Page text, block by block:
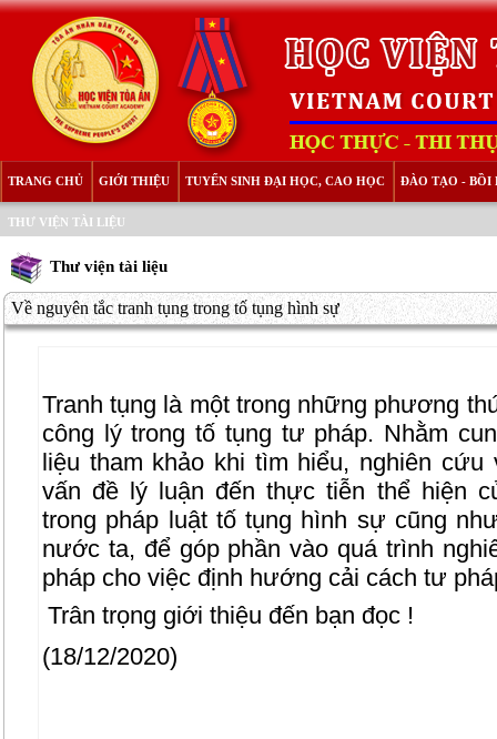
TRANG CHỦ GIỚI THIỆU TUYỂN SINH ĐẠI HỌC, CAO HỌC ĐÀO TẠO - BỒI
THƯ VIỆN TÀI LIỆU
Thư viện tài liệu
Về nguyên tắc tranh tụng trong tố tụng hình sự
Tranh tụng là một trong những phương
công lý trong tố tụng tư pháp. Nhằm
liệu tham khảo khi tìm hiểu, nghiên
vấn đề lý luận đến thực tiễn thể hiện
trong pháp luật tố tụng hình sự cũng
nước ta, để góp phần vào quá trình
pháp cho việc định hướng cải cách tư
Trân trọng giới thiệu đến bạn đọc !
(18/12/2020)